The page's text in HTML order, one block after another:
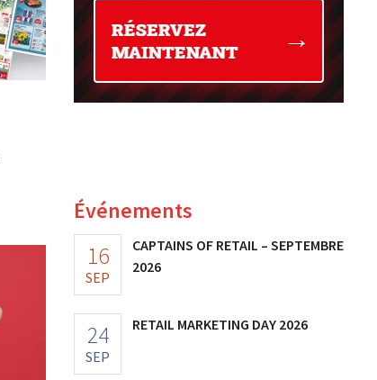
Événements
16
SEP
CAPTAINS OF RETAIL – SEPTEMBRE
2026
24
SEP
RETAIL MARKETING DAY 2026